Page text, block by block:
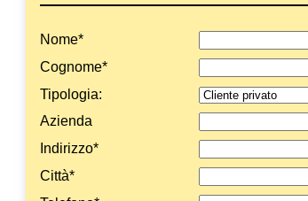
Nome*
Cognome*
Tipologia:
Azienda
Indirizzo*
Città*